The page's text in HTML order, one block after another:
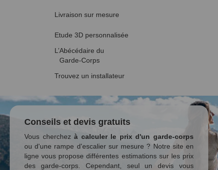
Livraison sur mesure
Etude 3D personnalisée
L’Abécédaire du
Garde-Corps
Trouvez un installateur
Conseils et devis gratuits
Vous cherchezà calculer le prix d'un garde-corps
ou d'une rampe d'escalier sur mesure ? Notre site en
ligne vous propose différentes estimations sur les prix
des garde-corps. Cependant, seul un devis vous